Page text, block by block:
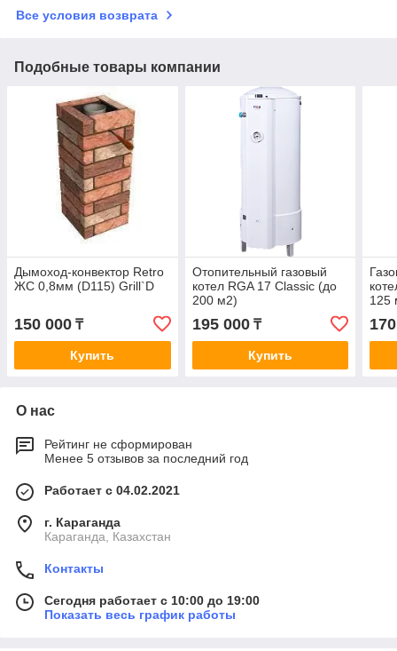
Все условия возврата
Подобные товары компании
Дымоход-конвектор Retro
ЖС 0,8мм (D115) Grill`D
150 000 ₸
Купить
Отопительный газовый
котел RGA 17 Сlassic (до
200 м2)
195 000₸
Купить
125
О нас
Рейтинг не сформирован
Менее 5 отзывов за последний год
Работает с 04.02.2021
г. Караганда
Караганда, Казахстан
Контакты
Сегодня работает с 10:00 до 19:00
Показать весь график работы